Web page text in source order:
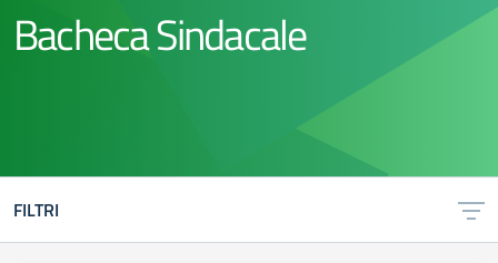
Bacheca Sindacale
FILTRI